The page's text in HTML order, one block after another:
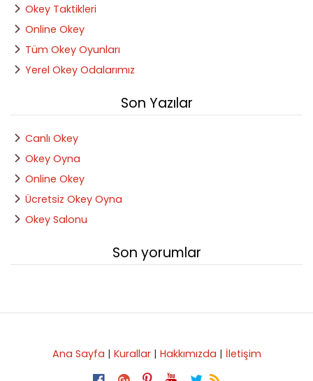
Okey Taktikleri
Online Okey
Tüm Okey Oyunları
Yerel Okey Odalarımız
Son Yazılar
Canlı Okey
Okey Oyna
Online Okey
Ücretsiz Okey Oyna
Okey Salonu
Son yorumlar
Ana Sayfa | Kurallar| Hakkımızda | İletişim